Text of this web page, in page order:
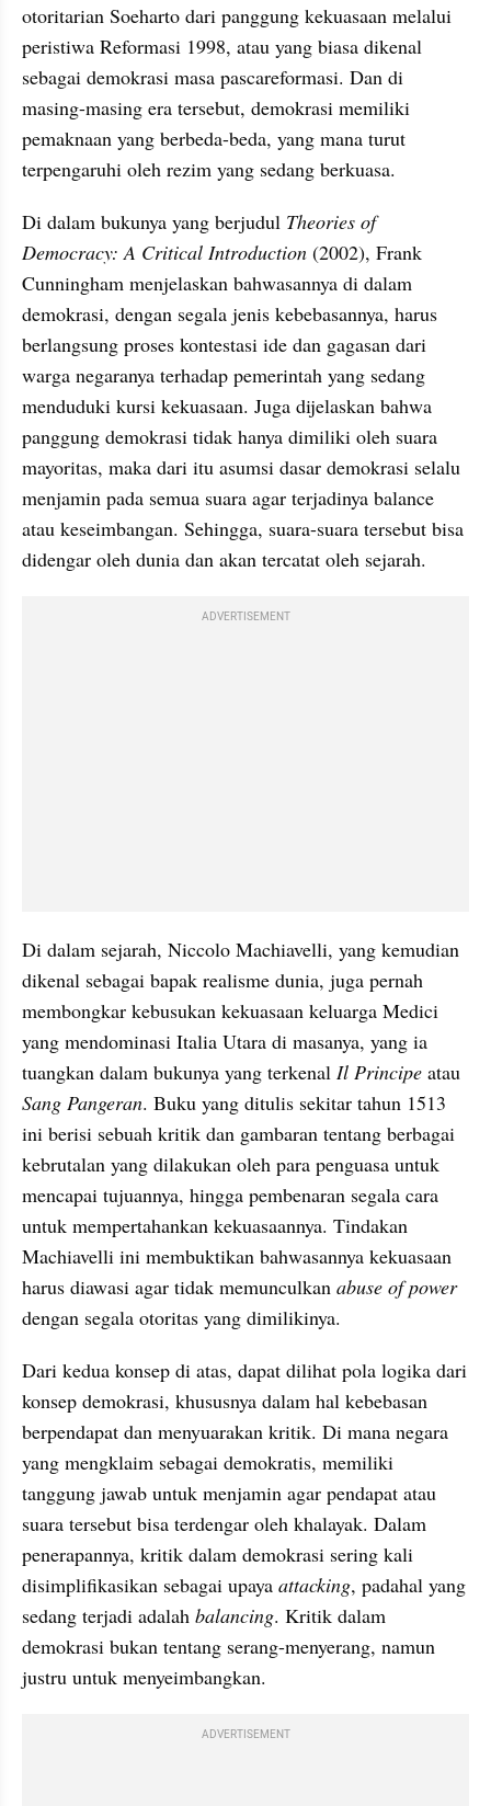
otoritarian Soeharto dari panggung kekuasaan melalui
peristiwa Reformasi 1998, atau yang biasa dikenal
sebagai demokrasi masa pascareformasi. Dan di
masing-masing era tersebut, demokrasi memiliki
pemaknaan yang berbeda-beda, yang mana turut
terpengaruhi oleh rezim yang sedang berkuasa.
Di dalam bukunya yang berjudul Theories of
Democracy: A Critical Introduction (2002), Frank
Cunningham menjelaskan bahwasannya di dalam
demokrasi, dengan segala jenis kebebasannya, harus
berlangsung proses kontestasi ide dan gagasan dari
warga negaranya terhadap pemerintah yang sedang
menduduki kursi kekuasaan. Juga dijelaskan bahwa
panggung demokrasi tidak hanya dimiliki oleh suara
mayoritas, maka dari itu asumsi dasar demokrasi selalu
menjamin pada semua suara agar terjadinya balance
atau keseimbangan. Sehingga, suara-suara tersebut bisa
didengar oleh dunia dan akan tercatat oleh sejarah.
ADVERTISEMENT
Di dalam sejarah, Niccolo Machiavelli, yang kemudian
dikenal sebagai bapak realisme dunia, juga pernah
membongkar kebusukan kekuasaan keluarga Medici
yang mendominasi Italia Utara di masanya, yang ia
tuangkan dalam bukunya yang terkenal Il Principe
Sang Pangeran. Buku yang ditulis sekitar tahun 1513
ini berisi sebuah kritik dan gambaran tentang berbagai
kebrutalan yang dilakukan oleh para penguasa untuk
mencapai tujuannya, hingga pembenaran segala cara
untuk mempertahankan kekuasaannya. Tindakan
Machiavelli ini membuktikan bahwasannya kekuasaan
harus diawasi agar tidak memunculkan
abuse of power
dengan segala otoritas yang dimilikinya.
Dari kedua konsep di atas, dapat dilihat pola logika dari
konsep demokrasi, khususnya dalam hal kebebasan
berpendapat dan menyuarakan kritik. Di mana negara
yang mengklaim sebagai demokratis, memiliki
tanggung jawab untuk menjamin agar pendapat atau
suara tersebut bisa terdengar oleh khalayak. Dalam
penerapannya, kritik dalam demokrasi sering kali
disimplifikasikan sebagai upaya attacking, padahal yang
sedang terjadi adalah balancing. Kritik dalam
demokrasi bukan tentang serang-menyerang, namun
justru untuk menyeimbangkan.
ADVERTISEMENT